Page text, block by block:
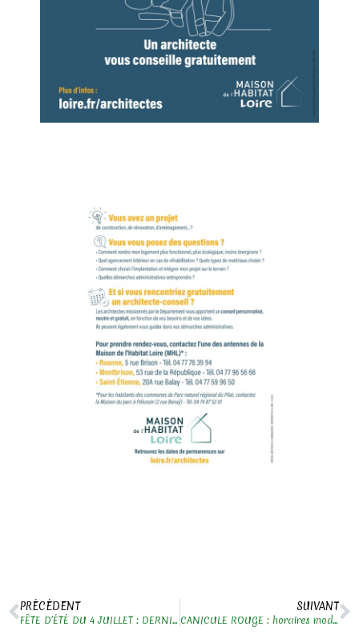
PRÉCÉDENT
FÊTE D’ÉTÉ DU 4 JUILLET : DERNIER RAPPEL
SUIVANT
CANICULE ROUGE : horaires modifiés en déchèteries